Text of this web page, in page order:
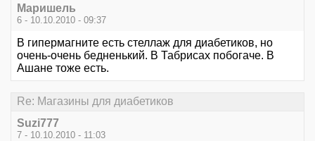
Маришель
6 - 10.10.2010 - 09:37
В гипермагните есть стеллаж для диабетиков, но
очень-очень бедненький. В Табрисах побогаче. В
Ашане тоже есть.
Re: Магазины для диабетиков
Suzi777
7 - 10.10.2010 - 11:03